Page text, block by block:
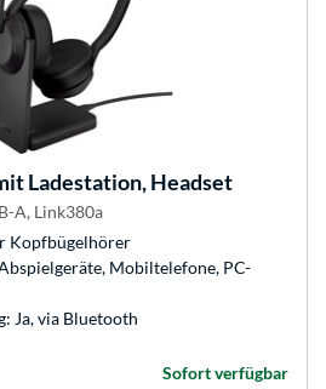
Ladestation, Headset
A, Link380a
Kopfbügelhörer
Mobiltelefone, PC-
Ja, via Bluetooth
Sofort verfügbar